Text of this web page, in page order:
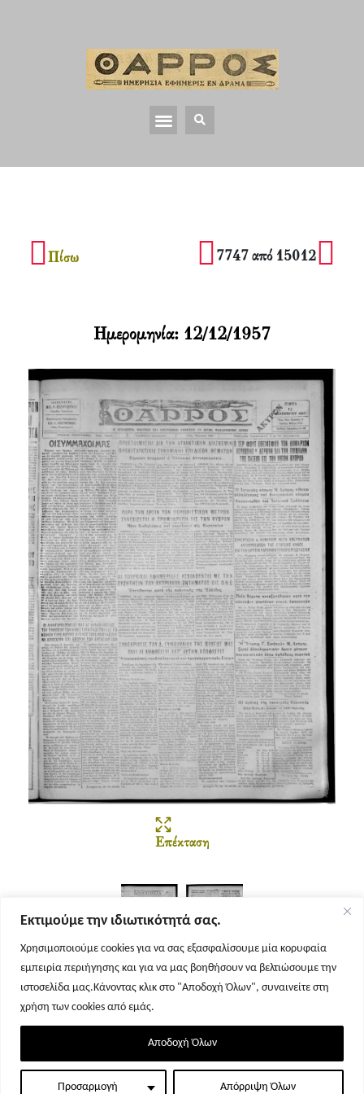
Εκτιμούμε την ιδιωτικότητά σας.
Χρησιμοποιούμε cookies για να σας εξασφαλίσουμε μία κορυφαία
εμπειρία περιήγησης και για να μας βοηθήσουν να βελτιώσουμε την
ιστοσελίδα μας.Κάνοντας κλικ στο "Αποδοχή Όλων", συναινείτε στη
χρήση των cookies από εμάς.
Προσαρμογή Απόρριψη Όλων
Αποδοχή Όλων
Πίσω 7747 από 15012
Επέκταση
Σελίδα 1 Σελίδα 2
Ημερομηνία: 12/12/1957